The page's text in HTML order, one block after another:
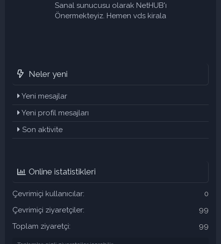
Sanal sunucusu olarak NetHUB'ı
Önermekteyiz. Hemen vds kirala
Neler yeni
Yeni mesajlar
Yeni profil mesajları
Son aktivite
Online istatistikleri
Çevrimiçi kullanıcılar
0
Çevrimiçi ziyaretçiler
99
Toplam ziyaretçi
99